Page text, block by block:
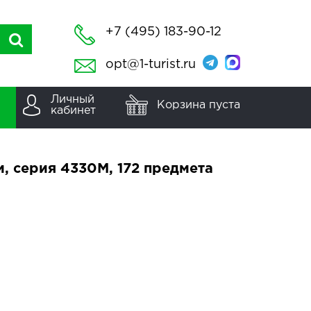
+7 (495) 183-90-12
opt@1-turist.ru
Личный
кабинет
Корзина пуста
серия 4330М, 172 предмета